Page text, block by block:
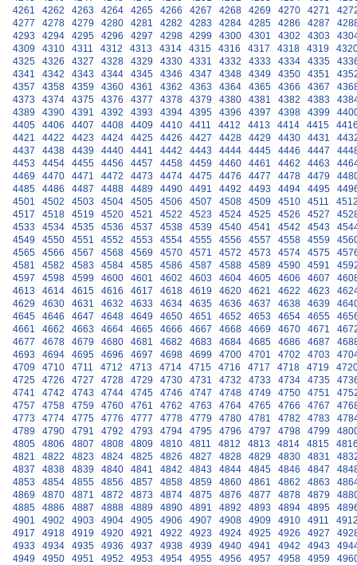
4261
4262 4263 4264 4265 4266 4267 4268 4269 4270 4271
4277
4278 4279 4280 4281 4282 4283 4284 4285 4286 4287
4293
4294 4295 4296 4297 4298 4299 4300 4301 4302 4303
4309
4310 4311 4312 4313 4314 4315 4316 4317 4318 4319
4325
4326 4327 4328 4329 4330 4331 4332 4333 4334 4335
4341
4342 4343 4344 4345 4346 4347 4348 4349 4350 4351
4357
4358 4359 4360 4361 4362 4363 4364 4365 4366 4367
4373
4374 4375 4376 4377 4378 4379 4380 4381 4382 4383
4389
4390 4391 4392 4393 4394 4395 4396 4397 4398 4399
4405
4406 4407 4408 4409 4410 4411 4412 4413 4414 4415
4421
4422 4423 4424 4425 4426 4427 4428 4429 4430 4431
4437
4438 4439 4440 4441 4442 4443 4444 4445 4446 4447
4453
4454 4455 4456 4457 4458 4459 4460 4461 4462 4463
4469
4470 4471 4472 4473 4474 4475 4476 4477 4478 4479
4485
4486 4487 4488 4489 4490 4491 4492 4493 4494 4495
4501
4502 4503 4504 4505 4506 4507 4508 4509 4510 4511
4517
4518 4519 4520 4521 4522 4523 4524 4525 4526 4527
4533
4534 4535 4536 4537 4538 4539 4540 4541 4542 4543
4549
4550 4551 4552 4553 4554 4555 4556 4557 4558 4559
4565
4566 4567 4568 4569 4570 4571 4572 4573 4574 4575
4581
4582 4583 4584 4585 4586 4587 4588 4589 4590 4591
4597
4598 4599 4600 4601 4602 4603 4604 4605 4606 4607
4613
4614 4615 4616 4617 4618 4619 4620 4621 4622 4623
4629
4630 4631 4632 4633 4634 4635 4636 4637 4638 4639
4645
4646 4647 4648 4649 4650 4651 4652 4653 4654 4655
4661
4662 4663 4664 4665 4666 4667 4668 4669 4670 4671
4677
4678 4679 4680 4681 4682 4683 4684 4685 4686 4687
4693
4694 4695 4696 4697 4698 4699 4700 4701 4702 4703
4709
4710 4711 4712 4713 4714 4715 4716 4717 4718 4719
4725
4726 4727 4728 4729 4730 4731 4732 4733 4734 4735
4741
4742 4743 4744 4745 4746 4747 4748 4749 4750 4751
4757
4758 4759 4760 4761 4762 4763 4764 4765 4766 4767
4773
4774 4775 4776 4777 4778 4779 4780 4781 4782 4783
4789
4790 4791 4792 4793 4794 4795 4796 4797 4798 4799
4805
4806 4807 4808 4809 4810 4811 4812 4813 4814 4815
4821
4822 4823 4824 4825 4826 4827 4828 4829 4830 4831
4837
4838 4839 4840 4841 4842 4843 4844 4845 4846 4847
4853
4854 4855 4856 4857 4858 4859 4860 4861 4862 4863
4869
4870 4871 4872 4873 4874 4875 4876 4877 4878 4879
4885
4886 4887 4888 4889 4890 4891 4892 4893 4894 4895
4901
4902 4903 4904 4905 4906 4907 4908 4909 4910 4911
4917
4918 4919 4920 4921 4922 4923 4924 4925 4926 4927
4933
4934 4935 4936 4937 4938 4939 4940 4941 4942 4943
4949
4950 4951 4952 4953 4954 4955 4956 4957 4958 4959